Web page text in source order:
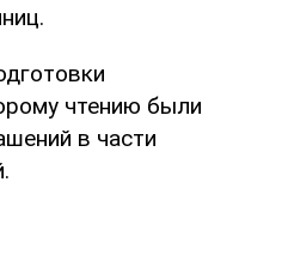
чтению были
в части